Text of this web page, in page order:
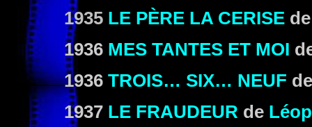
1935 LE PÈRE LA CERISE
1936 MES TANTES ET MOI
1936 TROIS… SIX… NEUF
1937 LE FRAUDEUR de